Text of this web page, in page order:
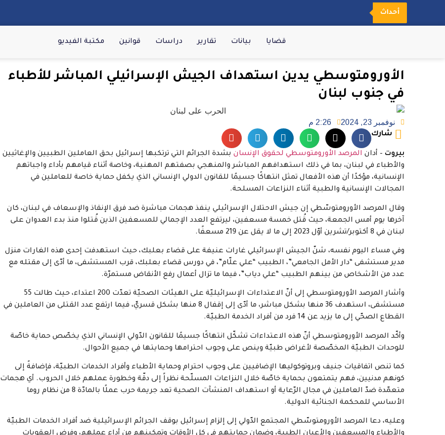
أحداث
قضايا بيانات تقارير دراسات قوانين مكتبة الفيديو
الأورومتوسطي يدين استهداف الجيش الإسرائيلي المباشر للأطباء
في جنوب لبنان
نوفمبر 23, 2024 2:26 م
شارك
بيروت – أدان المرصد الأورومتوسطي لحقوق الإنسان بشدة الجرائم التي ترتكبها إسرائيل بحق العاملين الطبيين والإغاثيين
والأطباء في لبنان، بما في ذلك استهدافهم المباشر والمنهجي بصفتهم المهنية، وخاصة أثناء قيامهم بأداء واجباتهم
الإنسانية، مؤكدًا أن هذه الأفعال تمثل انتهاكًا جسيمًا للقانون الدولي الإنساني الذي يكفل حماية خاصة للعاملين في
المجالات الإنسانية والطبية أثناء النزاعات المسلحة.
وقال المرصد الأورومتوسّطي إن جيش الاحتلال الإسرائيلي ينفذ هجمات مباشرة ضد فرق الإنقاذ والإسعاف في لبنان، كان
آخرها يوم أمس الجمعة، حيث قُتل خمسة مسعفين، ليرتفع العدد الإجمالي للمسعفين الذين قُتلوا منذ بدء العدوان على
لبنان في 8 أكتوبر
/تشرين أوّل 2023 إلى ما لا يقل عن 219 مسعفًا .
وفي مساء اليوم نفسه، شنّ الجيش الإسرائيلي غارات عنيفة على قضاء بعلبك، حيث استهدفت إحدى هذه الغارات منزل
مدير مستشفى “دار الأمل الجامعي”، الطبيب “علي علّام”، في دورس قضاء بعلبك، قرب المستشفى، ما أدّى إلى مقتله مع
عدد من الأشخاص من بينهم الطبيب “علي دياب”، فيما ما تزال أعمال رفع الأنقاض مستمرّة.
وأشار المرصد الأورومتوسطي إلى أنّ الاعتداءات الإسرائيليّة على الهيئات الصحيّة تعدّت 200 اعتداء، حيث طالت 55
مستشفى، استهدف 36 منها بشكل مباشر، ما أدّى إلى إقفال 8 منها بشكل قسريّ، فيما ارتفع عدد القتلى من العاملين في
القطاع الصحّي إلى ما يزيد عن 14 فرد من أفراد الخدمة الطبيّة
.
وأكّد المرصد الأورومتوسطي أنّ هذه الاعتداءات تشكّل انتهاكًا جسيمًا للقانون الدّولي الإنساني الذي يخصّص حماية خاصّة
للوحدات الطبيّة المخصّصة لأغراض طبيّة وينص على وجوب احترامها وحمايتها في جميع الأحوال.
كما تنص اتفاقيات جنيف وبروتوكوليها الإضافيين على وجوب احترام وحماية الأطباء وأفراد الخدمات الطبيّة، فإضافةً إلى
كونهم مدنيين، فهم يتمتعون بحماية خاصّة خلال النزاعات المسلّحة نظراً إلى دقّة وخطورة عملهم خلال الحروب. أي هجمات
متعمّدة ضدّ العاملين في مجال الرّعاية أو استهداف المنشآت الصحية تعد جريمة حرب عملًا بالمادّة 8 من نظام روما
الأساسي للمحكمة الجنائية الدولية.
وعليه، دعا المرصد الأورومتوسّطي المجتمع الدّولي إلى إلزام إسرائيل بوقف الجرائم الإسرائيلية ضد أفراد الخدمات الطبيّة